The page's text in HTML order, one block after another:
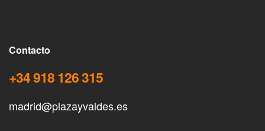
Contacto
+34 918 126 315
madrid@plazayvaldes.es